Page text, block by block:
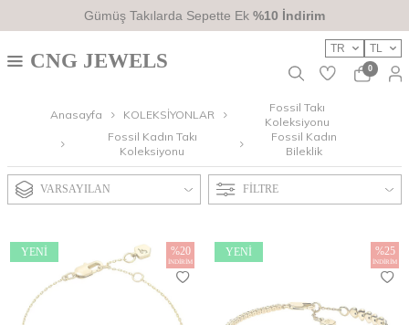
Gümüş Takılarda Sepette Ek%10 İndirim
TR TL
CNG JEWELS 0
Anasayfa KOLEKSİYONLAR
Fossil Takı
Koleksiyonu
Fossil Kadın Takı
Koleksiyonu
Fossil Kadın
Bileklik
FILTRE
VARSAYILAN
YENI %20
İNDIRIM
YENI %25
İNDIRIM